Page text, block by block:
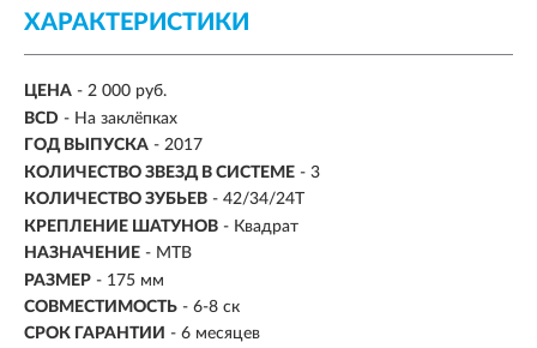
ХАРАКТЕРИСТИКИ
ЦЕНА - 2 000 руб.
BCD - На заклёпках
ГОД ВЫПУСКА - 2017
КОЛИЧЕСТВО ЗВЕЗД В СИСТЕМЕ - 3
КОЛИЧЕСТВО ЗУБЬЕВ - 42/34/24T
КРЕПЛЕНИЕ ШАТУНОВ - Квадрат
НАЗНАЧЕНИЕ - MTB
РАЗМЕР - 175 мм
СОВМЕСТИМОСТЬ - 6-8 ск
СРОК ГАРАНТИИ - 6 месяцев